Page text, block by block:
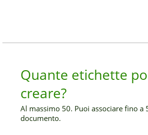
Quante etichette
creare?
Al massimo 50. Puoi associare fino a
documento.